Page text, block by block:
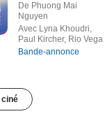
De Phuong Mai
Nguyen
Avec Lyna Khoudri,
Paul Kircher, Rio Vega
Bande-annonce
ciné